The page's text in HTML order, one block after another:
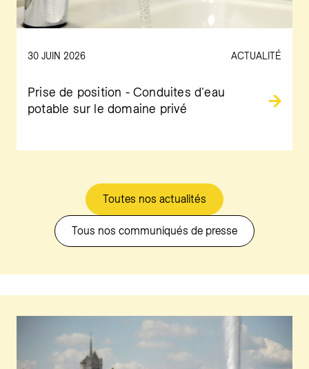
30 JUIN 2026 ACTUALITÉ
Prise de position - Conduites d'eau
potable sur le domaine privé
Toutes nos actualités
Tous nos communiqués de presse